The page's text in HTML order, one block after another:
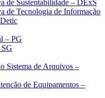
de Sustentabilidade – DExS
de Tecnologia de Informação
– PG
SG
Sistema de Arquivos –
de Equipamentos –